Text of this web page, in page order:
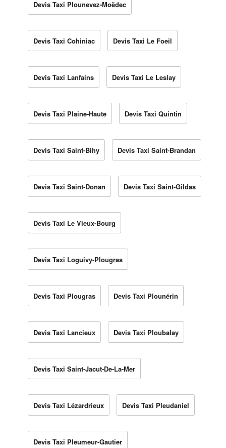
Devis Taxi Plounevez-Moëdec
Devis Taxi Cohiniac Devis Taxi Le Foeil
Devis Taxi Lanfains Devis Taxi Le Leslay
Devis Taxi Plaine-Haute Devis Taxi Quintin
Devis Taxi Saint-Bihy Devis Taxi Saint-Brandan
Devis Taxi Saint-Donan Devis Taxi Saint-Gildas
Devis Taxi Le Vieux-Bourg
Devis Taxi Loguivy-Plougras
Devis Taxi Plougras Devis Taxi Plounérin
Devis Taxi Lancieux Devis Taxi Ploubalay
Devis Taxi Saint-Jacut-De-La-Mer
Devis Taxi Lézardrieux Devis Taxi Pleudaniel
Devis Taxi Pleumeur-Gautier